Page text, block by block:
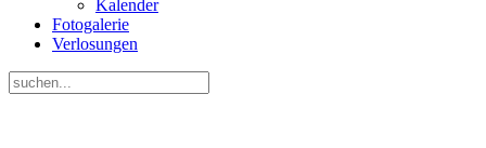
Kalender
Fotogalerie
Verlosungen